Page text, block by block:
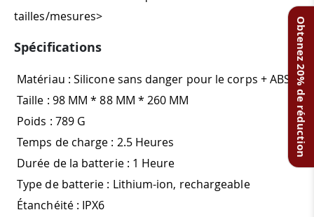
Obtenez 20% de réduction
tailles/mesures>
Spécifications
Matériau : Silicone sans danger pour le corps + ABS
Taille : 98 MM * 88 MM * 260 MM
Poids : 789 G
Temps de charge : 2.5 Heures
Durée de la batterie : 1 Heure
Type de batterie : Lithium-ion, rechargeable
Étanchéité : IPX6